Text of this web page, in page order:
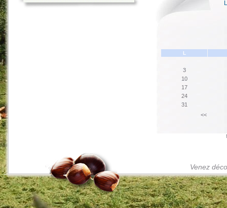
L
3
10
17
24
31
<<
Venez